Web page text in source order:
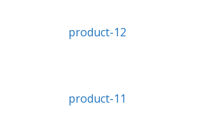
product-12
product-11